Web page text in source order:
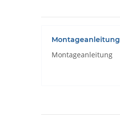
Montageanleitung
Montageanleitung